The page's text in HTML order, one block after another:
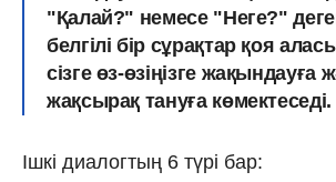
"Қалай?" немесе "Неге?"
белгілі бір сұрақтар қоя
сізге өз-өзіңізге жақындауға
жақсырақ тануға көмектеседі.
Ішкі диалогтың 6 түрі бар: